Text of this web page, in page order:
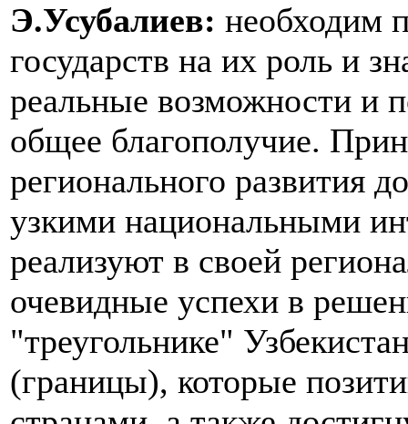
Э.Усубалиев: необходим
государств на их роль и
реальные возможности и
общее благополучие.
регионального развития
узкими национальными
реализуют в своей
очевидные успехи в
"треугольнике"
(границы), которые